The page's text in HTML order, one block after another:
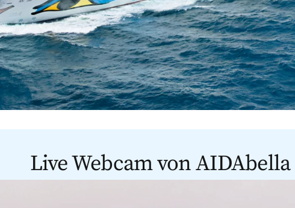
Live Webcam von AIDAbella